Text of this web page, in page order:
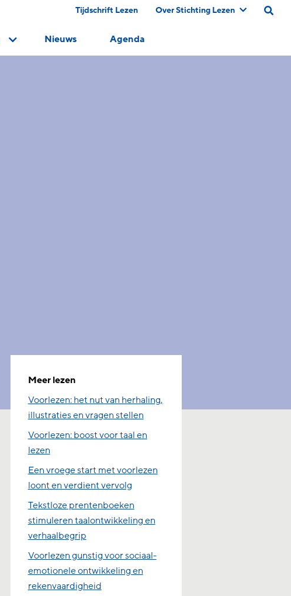
Tijdschrift Lezen Over Stichting Lezen
Nieuws Agenda
Meer lezen
Voorlezen: het nut van herhaling,
illustraties en vragen stellen
Voorlezen: boost voor taal en
lezen
Een vroege start met voorlezen
loont en verdient vervolg
Tekstloze prentenboeken
stimuleren taalontwikkeling en
verhaalbegrip
Voorlezen gunstig voor sociaal-
emotionele ontwikkeling en
rekenvaardigheid